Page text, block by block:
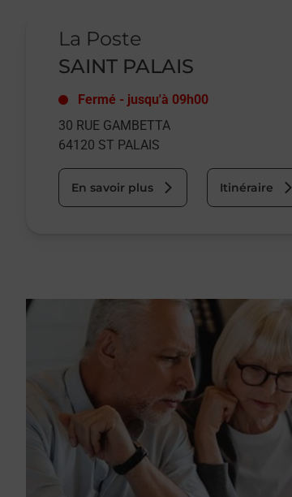
La Poste
SAINT PALAIS
Fermé - jusqu'à 09h00
30 RUE GAMBETTA
64120 ST PALAIS
En savoir plus Itinéraire